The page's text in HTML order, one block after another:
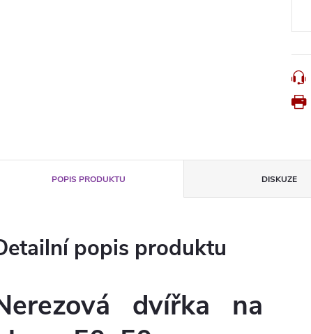
POPIS PRODUKTU DISKUZE
popis produktu
dvířka na